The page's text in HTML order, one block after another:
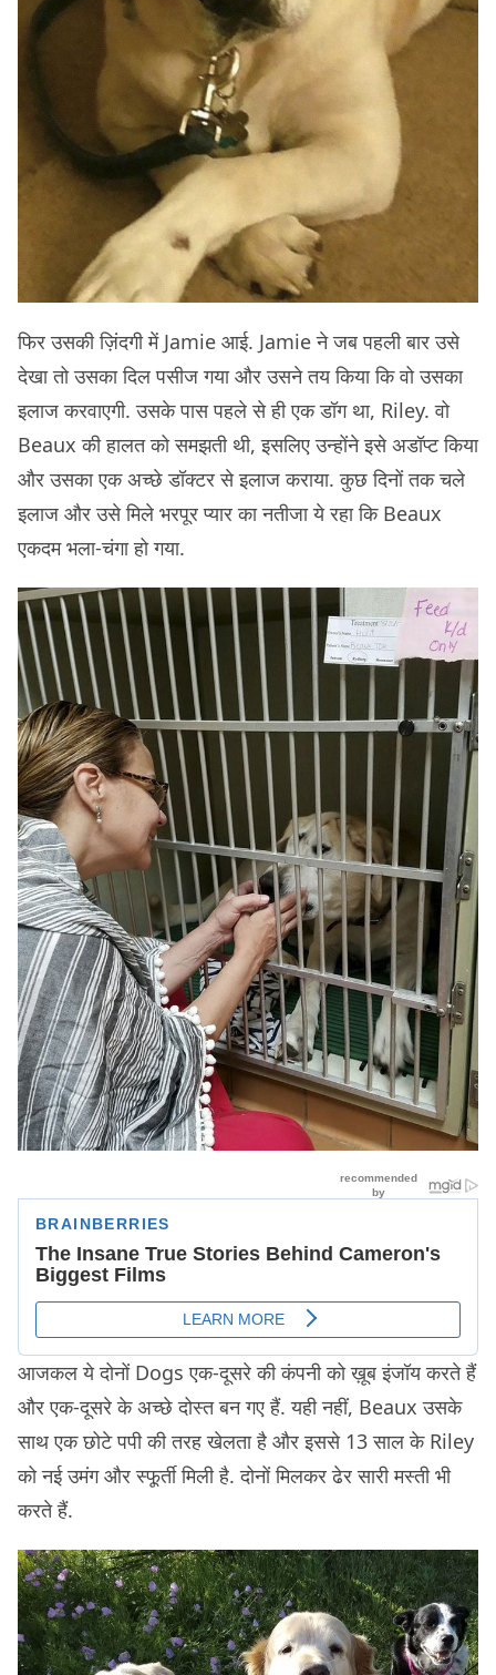
फिर उसकी ज़िंदगी में Jamie आई. Jamie ने जब पहली बार उसे
देखा तो उसका दिल पसीज गया और उसने तय किया कि वो उसका
इलाज करवाएगी. उसके पास पहले से ही एक डॉग था, Riley. वो
Beaux की हालत को समझती थी, इसलिए उन्होंने इसे अडॉप्ट किया
और उसका एक अच्छे डॉक्टर से इलाज कराया. कुछ दिनों तक चले
इलाज और उसे मिले भरपूर प्यार का नतीजा ये रहा कि Beaux
एकदम भला-चंगा हो गया.
आजकल ये दोनों Dogs एक-दूसरे की कंपनी को ख़ूब इंजॉय करते हैं
और एक-दूसरे के अच्छे दोस्त बन गए हैं. यही नहीं, Beaux उसके
साथ एक छोटे पपी की तरह खेलता है और इससे 13 साल के Riley
को नई उमंग और स्फू़र्ती मिली है. दोनों मिलकर ढेर सारी मस्ती भी
करते हैं.